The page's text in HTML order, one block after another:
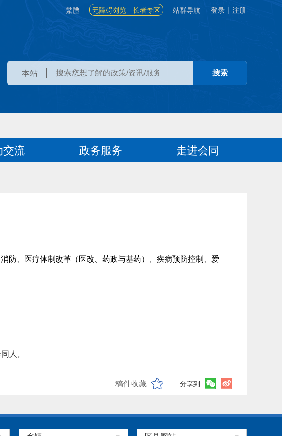
繁體 无障碍浏览 长者专区 站群导航 登录 | 注册
本站
交流 政务服务 走进会同
防、医疗体制改革（医改、药政与基药）、疾病预防控制、爱
人。
稿件收藏 分享到